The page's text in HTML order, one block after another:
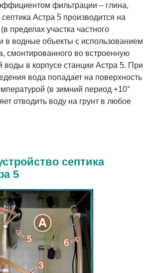
фильтрации – глина,
Астра 5 производится на
пределах участка частного
в водные объекты с использованием
смонтированного во встроенную
воды в корпусе станции Астра 5. При
вода попадает на поверхность
(в зимний период +10°
отводить воду на грунт в любое
септика
5